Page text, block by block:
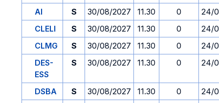
AI
S 30/08/2027 11.30 0
24/
CLELI
S 30/08/2027 11.30 0
24/
CLMG
S 30/08/2027 11.30 0
24/
DES-
ESS
S 30/08/2027 11.30 0 24/
DSBA S 30/08/2027 11.30 0
24/